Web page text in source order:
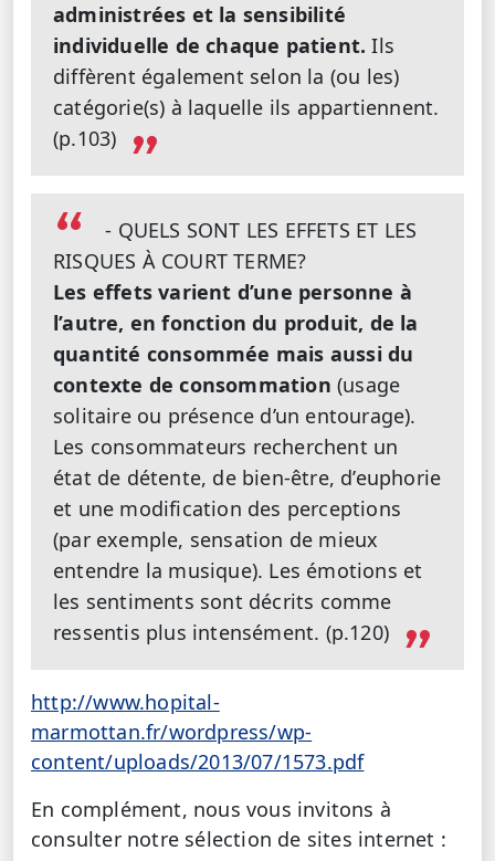
administrées et la sensibilité
individuelle de chaque patient.Ils
diffèrent également selon la (ou les)
catégorie(s) à laquelle ils appartiennent.
(p.103)
- QUELS SONT LES EFFETS ET LES
RISQUES À COURT TERME?
Les effets varient d’une personne à
l’autre, en fonction du produit, de la
quantité consommée mais aussi du
contexte de consommation (usage
solitaire ou présence d’un entourage).
Les consommateurs recherchent un
état de détente, de bien-être, d’euphorie
et une modification des perceptions
(par exemple, sensation de mieux
entendre la musique). Les émotions et
les sentiments sont décrits comme
ressentis plus intensément. (p.120)
http://www.hopital-
marmottan.fr/wordpress/wp-
content/uploads/2013/07/1573.pdf
En complément, nous vous invitons à
consulter notre sélection de sites internet :